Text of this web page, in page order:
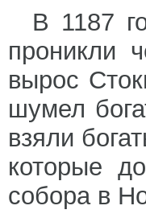
В 1187
проникли
вырос
шумел
взяли
которые
собора в